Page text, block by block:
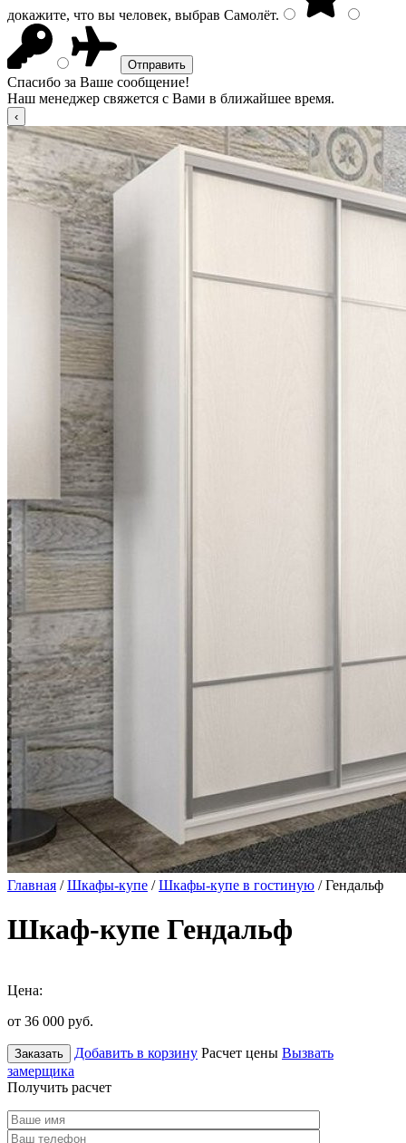
докажите, что вы человек, выбрав Самолёт.
Спасибо за Ваше сообщение!
Наш менеджер свяжется с Вами в ближайшее время.
Главная /Шкафы-купе /Шкафы-купе в гостиную / Гендальф
Шкаф-купе Гендальф
Цена:
от 36 000 руб.
Заказать Добавить в корзину Расчет цены Вызвать
замерщика
Получить расчет